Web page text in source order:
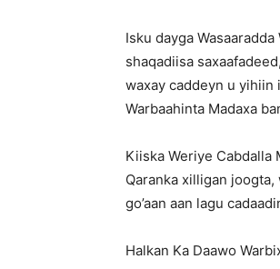
Isku dayga
shaqadiisa
waxay caddeyn u yihiin
Warbaahinta Madaxa
Kiiska Weriye Cabdalla
Qaranka xilligan joogta,
go’aan aan lagu
Halkan Ka Daawo